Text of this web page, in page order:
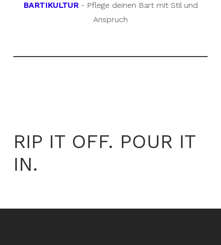
BARTIKULTUR- Pflege deinen Bart mit Stil und
Anspruch
RIP IT OFF. POUR IT
IN.